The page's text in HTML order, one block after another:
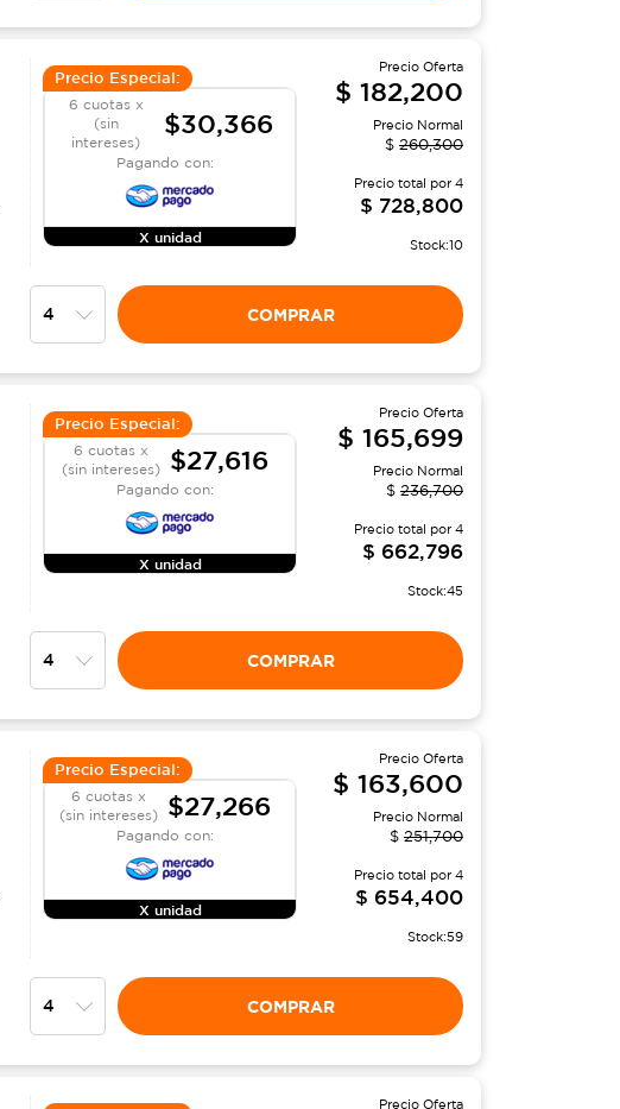
Precio Especial:
6 cuotas x
(sin
intereses)
$30,366
Pagando con:
X unidad
Precio Oferta
$ 182,200
Precio Normal
$ 260,300
Precio total por4
$ 728,800
Stock:10
COMPRAR
Precio Especial:
6 cuotas x
(sin intereses)
$27,616
Pagando con:
X unidad
Precio Oferta
$ 165,699
Precio Normal
$ 236,700
Precio total por4
$ 662,796
Stock:45
COMPRAR
Precio Especial:
6 cuotas x
(sin intereses)
$27,266
Pagando con:
X unidad
Precio Oferta
$ 163,600
Precio Normal
$ 251,700
Precio total por4
$ 654,400
Stock:59
COMPRAR
Precio Oferta